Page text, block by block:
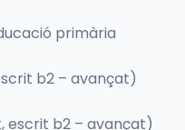
primària
b2 – avançat)
escrit b2 – avançat)